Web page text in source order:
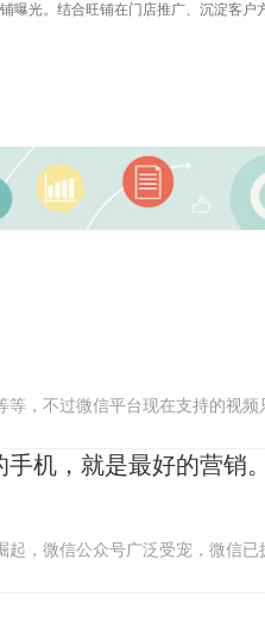
曝光。结合旺铺在门店推广、沉淀客户
，不过微信平台现在支持的视
机，就是最好的营销。
，微信公众号广泛受宠，微信